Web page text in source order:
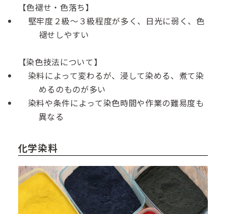
【色褪せ・色落ち】
堅牢度２級～３級程度が多く、日光に弱く、色
褪せしやすい
【染色技法について】
染料によって変わるが、浸して染める、煮て染
めるのものが多い
染料や条件によって染色時間や作業の難易度も
異なる
化学染料